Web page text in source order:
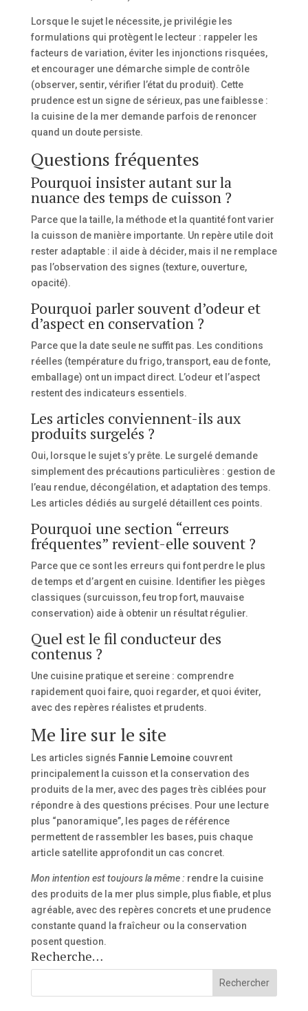
Lorsque le sujet le nécessite, je privilégie les
formulations qui protègent le lecteur : rappeler les
facteurs de variation, éviter les injonctions risquées,
et encourager une démarche simple de contrôle
(observer, sentir, vérifier l’état du produit). Cette
prudence est un signe de sérieux, pas une faiblesse :
la cuisine de la mer demande parfois de renoncer
quand un doute persiste.
Questions fréquentes
Pourquoi insister autant sur la
nuance des temps de cuisson ?
Parce que la taille, la méthode et la quantité font varier
la cuisson de manière importante. Un repère utile doit
rester adaptable : il aide à décider, mais il ne remplace
pas l’observation des signes (texture, ouverture,
opacité).
Pourquoi parler souvent d’odeur et
d’aspect en conservation ?
Parce que la date seule ne suffit pas. Les conditions
réelles (température du frigo, transport, eau de fonte,
emballage) ont un impact direct. L’odeur et l’aspect
restent des indicateurs essentiels.
Les articles conviennent-ils aux
produits surgelés ?
Oui, lorsque le sujet s’y prête. Le surgelé demande
simplement des précautions particulières : gestion de
l’eau rendue, décongélation, et adaptation des temps.
Les articles dédiés au surgelé détaillent ces points.
Pourquoi une section “erreurs
fréquentes” revient-elle souvent ?
Parce que ce sont les erreurs qui font perdre le plus
de temps et d’argent en cuisine. Identifier les pièges
classiques (surcuisson, feu trop fort, mauvaise
conservation) aide à obtenir un résultat régulier.
Quel est le fil conducteur des
contenus ?
Une cuisine pratique et sereine : comprendre
rapidement quoi faire, quoi regarder, et quoi éviter,
avec des repères réalistes et prudents.
Me lire sur le site
Les articles signés Fannie Lemoinecouvrent
principalement la cuisson et la conservation des
produits de la mer, avec des pages très ciblées pour
répondre à des questions précises. Pour une lecture
plus “panoramique”, les pages de référence
permettent de rassembler les bases, puis chaque
article satellite approfondit un cas concret.
Mon intention est toujours la même : rendre la cuisine
des produits de la mer plus simple, plus fiable, et plus
agréable, avec des repères concrets et une prudence
constante quand la fraîcheur ou la conservation
posent question.
Recherche…